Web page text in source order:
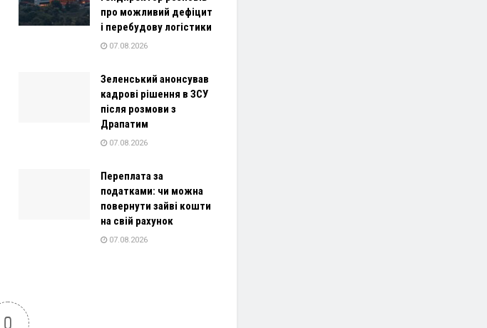
про можливий дефіцит
і перебудову логістики
07.08.2026
Зеленський анонсував
кадрові рішення в ЗСУ
після розмови з
Драпатим
07.08.2026
Переплата за
податками: чи можна
повернути зайві кошти
на свій рахунок
07.08.2026
0